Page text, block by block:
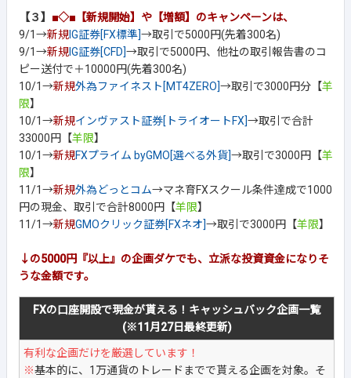
【３】 ■◇■【新規開始】や【増額】のキャンペーンは、
9/1→新規IG証券[FX標準]→取引で5000円(先着300名)
9/1→新規IG証券[CFD]→取引で5000円、他社の取引報告書のコ
ピー送付で＋10000円(先着300名)
10/1→新規外為ファイネスト[MT4ZERO]→取引で3000円分【羊
限】
10/1→新規インヴァスト証券[トライオートFX]→取引で合計
33000円【羊限】
10/1→新規FXプライム byGMO[選べる外貨]→取引で3000円【羊
限】
11/1→新規外為どっとコム→マネ育FXスクール条件達成で1000
円の現金、取引で合計8000円【羊限】
11/1→新規GMOクリック証券[FXネオ]→取引で3000円【羊限】
↓の5000円『以上』の企画ダケでも、立派な投資資金になりそ
うな金額です。
FXの口座開設で現金が貰える！キャッシュバック企画一覧
(※11月27日最終更新)
有利な企画だけを厳選しています！
※基本的に、1万通貨のトレードまでで貰える企画を対象。そ